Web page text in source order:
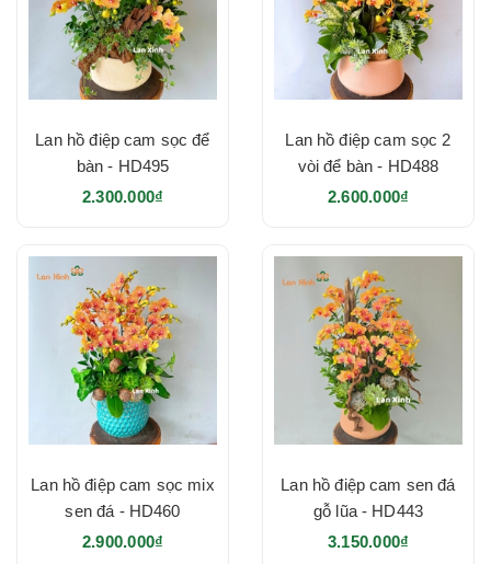
Lan hồ điệp cam sọc để
bàn - HD495
2.300.000₫
Lan hồ điệp cam sọc 2
vòi để bàn - HD488
2.600.000₫
Lan hồ điệp cam sọc mix
sen đá - HD460
2.900.000₫
Lan hồ điệp cam sen đá
gỗ lũa - HD443
3.150.000₫